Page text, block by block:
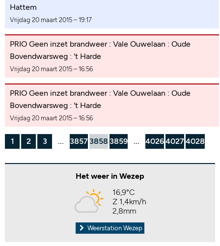
Hattem
Vrijdag 20 maart 2015 – 19:17
PRIO Geen inzet brandweer : Vale Ouwelaan : Oude
Bovendwarsweg : 't Harde
Vrijdag 20 maart 2015 – 16:56
PRIO Geen inzet brandweer : Vale Ouwelaan : Oude
Bovendwarsweg : 't Harde
Vrijdag 20 maart 2015 – 16:56
1 2 3 ... 3857 3858 3859 ... 402640274028
Het weer in Wezep
16,9°C
Z 1,4km/h
2,8mm
Weerstation Wezep